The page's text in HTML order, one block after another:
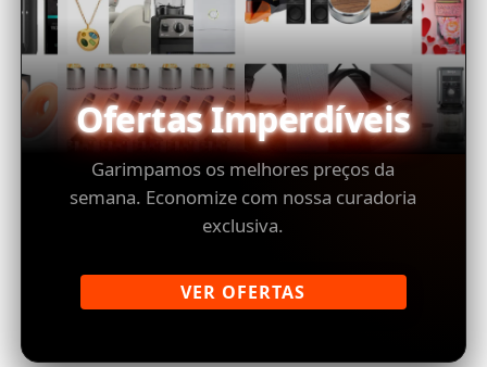
Ofertas Imperdíveis
Garimpamos os melhores preços da
semana. Economize com nossa curadoria
exclusiva.
VER OFERTAS